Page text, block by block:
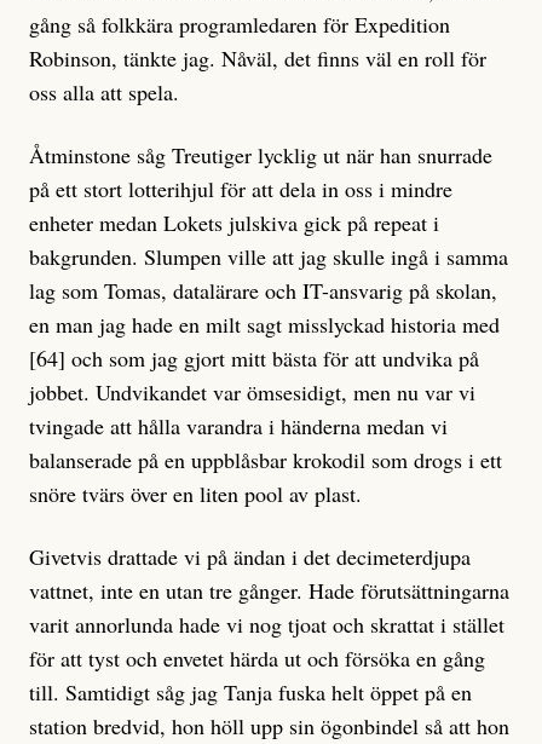
gång så folkkära programledaren för Expedition
Robinson, tänkte jag. Nåväl, det finns väl en roll för
oss alla att spela.
Åtminstone såg Treutiger lycklig ut när han snurrade
på ett stort lotterihjul för att dela in oss i mindre
enheter medan Lokets julskiva gick på repeat i
bakgrunden. Slumpen ville att jag skulle ingå i samma
lag som Tomas, datalärare och IT-ansvarig på skolan,
en man jag hade en milt sagt misslyckad historia med
[64] och som jag gjort mitt bästa för att undvika på
jobbet. Undvikandet var ömsesidigt, men nu var vi
tvingade att hålla varandra i händerna medan vi
balanserade på en uppblåsbar krokodil som drogs i ett
snöre tvärs över en liten pool av plast.
Givetvis drattade vi på ändan i det decimeterdjupa
vattnet, inte en utan tre gånger. Hade förutsättningarna
varit annorlunda hade vi nog tjoat och skrattat i stället
för att tyst och envetet härda ut och försöka en gång
till. Samtidigt såg jag Tanja fuska helt öppet på en
station bredvid, hon höll upp sin ögonbindel så att hon